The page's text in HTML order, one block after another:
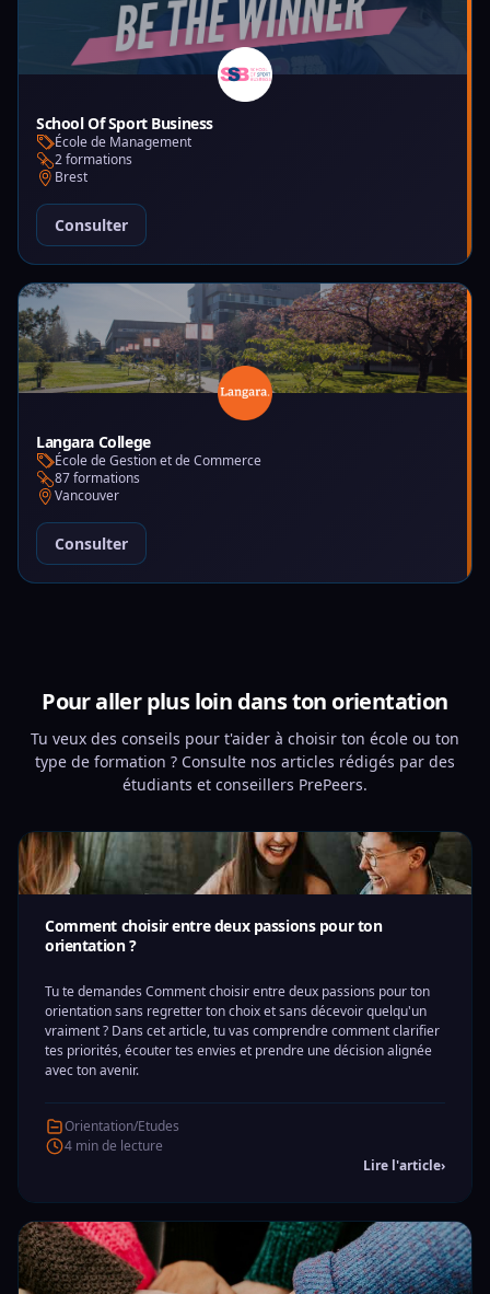
School Of Sport Business
École de Management
2 formations
Brest
Consulter
Langara College
École de Gestion et de Commerce
87 formations
Vancouver
Consulter
Pour aller plus loin dans ton orientation
Tu veux des conseils pour t'aider à choisir ton école ou ton
type de formation ? Consulte nos articles rédigés par des
étudiants et conseillers PrePeers.
Comment choisir entre deux passions pour ton
orientation ?
Tu te demandes Comment choisir entre deux passions pour ton
orientation sans regretter ton choix et sans décevoir quelqu'un
vraiment ? Dans cet article, tu vas comprendre comment clarifier
tes priorités, écouter tes envies et prendre une décision alignée
avec ton avenir.
Orientation/Etudes
4 min de lecture
Lire l'article›